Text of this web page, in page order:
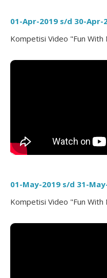
01-Apr-2019 s/d 30-Apr-
Kompetisi Video "Fun
01-May-2019 s/d 31-
Kompetisi Video "Fun